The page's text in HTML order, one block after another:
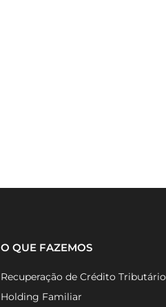
O QUE FAZEMOS
Recuperação de Crédito Tributário
Holding Familiar